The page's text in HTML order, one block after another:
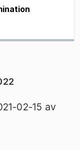
02-15 av